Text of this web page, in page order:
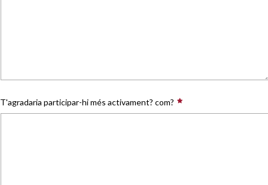
T'agradaria participar-hi més activament? com?